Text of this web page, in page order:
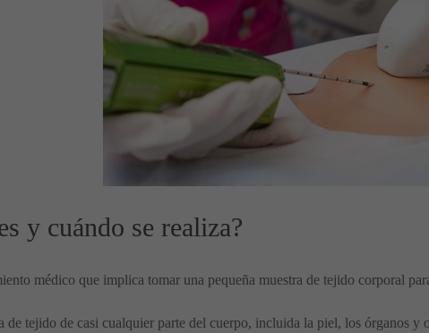
y cuándo se realiza?
médico que implica tomar una pequeña muestra de tejido corporal
de tejido de casi cualquier parte del cuerpo, incluida la piel, los órganos y